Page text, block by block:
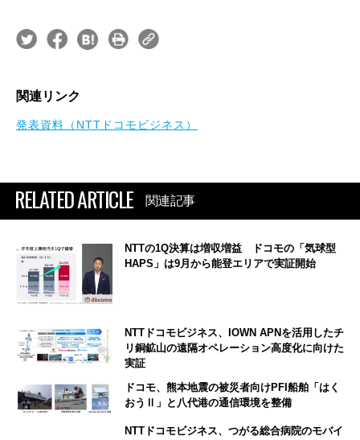
関連リンク
発表資料（NTTドコモビジネス）
RELATED ARTICLE 関連記事
NTTの1Q決算は増収増益 ドコモの「気球型
HAPS」は9月から能登エリアで実証開始
NTTドコモビジネス、IOWN APNを活用したチ
リ銅鉱山の遠隔オペレーション高度化に向けた
実証
ドコモ、熊本地震の被災者向けPFI船舶「はく
おうⅡ」と八代港の通信環境を整備
NTTドコモビジネス、つがる総合病院のモバイ